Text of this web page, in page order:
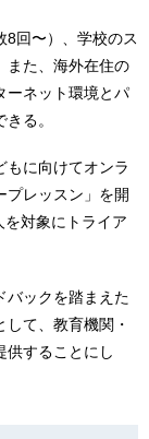
8回〜）、学校のス
また、海外在住の
ーネット環境とパ
る。
もに向けてオンラ
プレッスン」を開
対象にトライア
バックを踏まえた
て、教育機関・
供することにし